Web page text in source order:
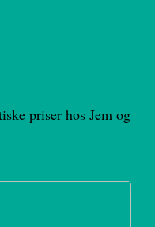
priser hos Jem og